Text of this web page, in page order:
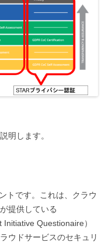
明します。
トです。これは、クラウ
提供している
Questionaire）
ウドサービスのセキュリ